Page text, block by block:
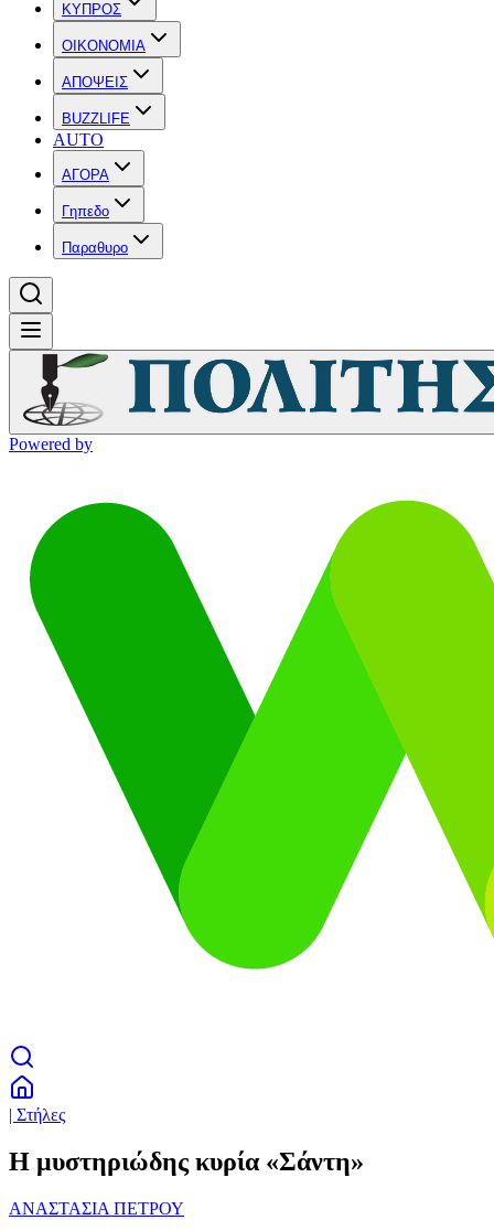
ΚΥΠΡΟΣ
OIKONOMIA
ΑΠΟΨΕΙΣ
BUZZLIFE
AUTO
ΑΓΟΡΑ
Γηπεδο
Παραθυρο
Powered by
| Στήλες
Η μυστηριώδης κυρία «Σάντη»
ΑΝΑΣΤΑΣΙΑ ΠΕΤΡΟΥ